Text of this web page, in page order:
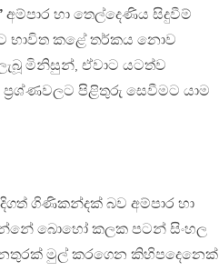
අම්පාර හා තෙල්දෙණිය සිදුවීම්
භාවිත කළේ තර්කය නොව
මිනිසුන්, ඒවාට යටත්ව
පිළිතුරු සෙවීමට යාම
ගිණිකන්දක් බව අම්පාර හා
බොහෝ කලක පටන් සිංහල
මුල් කරගෙන කිහිපදෙනෙක්